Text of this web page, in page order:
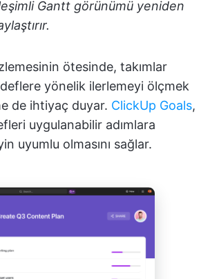
Gantt görünümü yeniden
ötesinde, takımlar
yönelik ilerlemeyi ölçmek
de ihtiyaç duyar. ClickUp Goals,
uygulanabilir adımlara
uyumlu olmasını sağlar.